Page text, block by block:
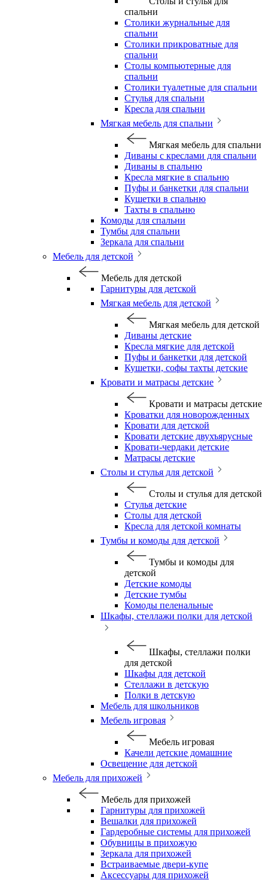
спальни
Столики журнальные для
спальни
Столики прикроватные для
спальни
Столы компьютерные для
спальни
Столики туалетные для спальни
Стулья для спальни
Кресла для спальни
Мягкая мебель для спальни
Мягкая мебель для спальни
Диваны с креслами для спальни
Диваны в спальню
Кресла мягкие в спальню
Пуфы и банкетки для спальни
Кушетки в спальню
Тахты в спальню
Комоды для спальни
Тумбы для спальни
Зеркала для спальни
Мебель для детской
Мебель для детской
Гарнитуры для детской
Мягкая мебель для детской
Мягкая мебель для детской
Диваны детские
Кресла мягкие для детской
Пуфы и банкетки для детской
Кушетки, софы тахты детские
Кровати и матрасы детские
Кровати и матрасы детские
Кроватки для новорожденных
Кровати для детской
Кровати детские двухъярусные
Кровати-чердаки детские
Матрасы детские
Столы и стулья для детской
Столы и стулья для детской
Стулья детские
Столы для детской
Кресла для детской комнаты
Тумбы и комоды для детской
Тумбы и комоды для
детской
Детские комоды
Детские тумбы
Комоды пеленальные
Шкафы, стеллажи полки для детской
Шкафы, стеллажи полки
для детской
Шкафы для детской
Стеллажи в детскую
Полки в детскую
Мебель для школьников
Мебель игровая
Мебель игровая
Качели детские домашние
Освещение для детской
Мебель для прихожей
Мебель для прихожей
Гарнитуры для прихожей
Вешалки для прихожей
Гардеробные системы для прихожей
Обувницы в прихожую
Зеркала для прихожей
Встраиваемые двери-купе
Аксессуары для прихожей